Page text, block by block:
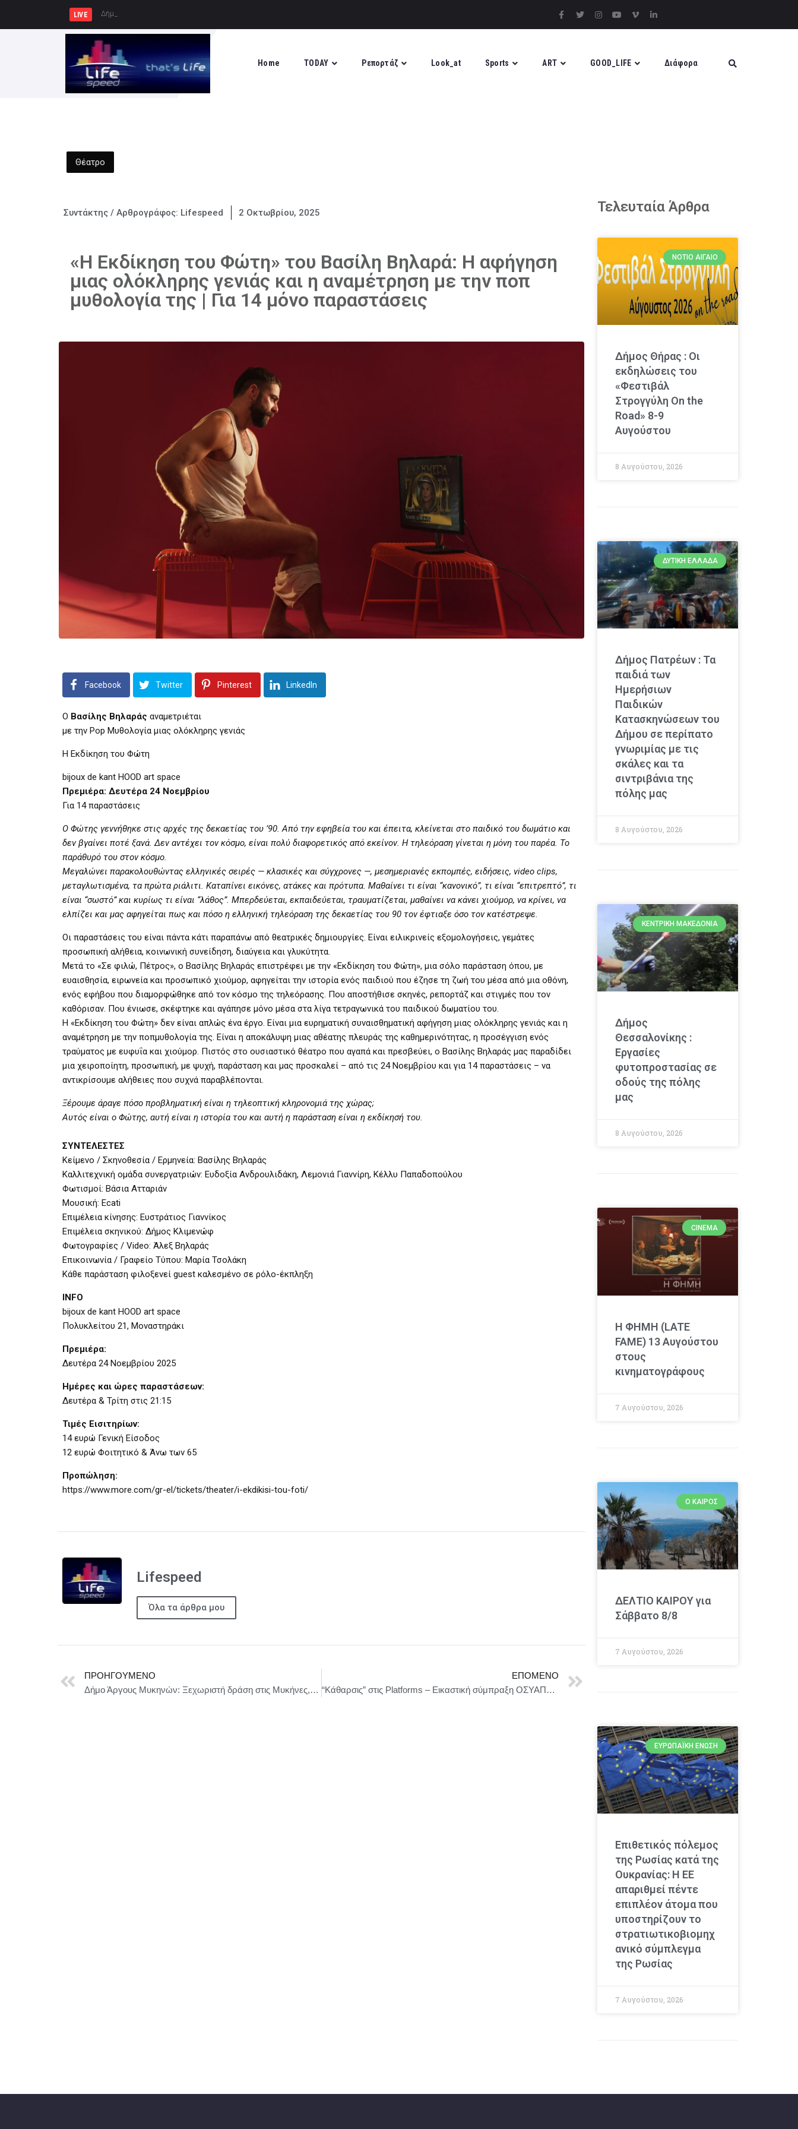
LIVE Δήμος Πατρέων : Τα παιδιά τω
Home TODAY Ρεπορτάζ Look_at Sports ART GOOD_LIFE Διάφορα
Θέατρο
Συντάκτης / Αρθρογράφος: Lifespeed 2 Οκτωβρίου, 2025
«Η Εκδίκηση του Φώτη» του Βασίλη Βηλαρά: Η αφήγηση
μιας ολόκληρης γενιάς και η αναμέτρηση με την ποπ
μυθολογία της | Για 14 μόνο παραστάσεις
Facebook Twitter Pinterest LinkedIn
Ο Βασίλης Βηλαράς αναμετριέται
με την Pop Μυθολογία μιας ολόκληρης γενιάς
Η Εκδίκηση του Φώτη
bijoux de kant HOOD art space
Πρεμιέρα: Δευτέρα 24 Νοεμβρίου
Για 14 παραστάσεις
Ο Φώτης γεννήθηκε στις αρχές της δεκαετίας του ’90. Από την εφηβεία του και έπειτα, κλείνεται στο παιδικό του δωμάτιο και
δεν βγαίνει ποτέ ξανά. Δεν αντέχει τον κόσμο, είναι πολύ διαφορετικός από εκείνον. Η τηλεόραση γίνεται η μόνη του παρέα. Το
παράθυρό του στον κόσμο.
Μεγαλώνει παρακολουθώντας ελληνικές σειρές — κλασικές και σύγχρονες —, μεσημεριανές εκπομπές, ειδήσεις, video clips,
μεταγλωτισμένα, τα πρώτα ριάλιτι. Καταπίνει εικόνες, ατάκες και πρότυπα. Μαθαίνει τι είναι “κανονικό”, τι είναι “επιτρεπτό”, τι
είναι “σωστό” και κυρίως τι είναι “λάθος”. Μπερδεύεται, εκπαιδεύεται, τραυματίζεται, μαθαίνει να κάνει χιούμορ, να κρίνει, να
ελπίζει και μας αφηγείται πως και πόσο η ελληνική τηλεόραση της δεκαετίας του 90 τον έφτιαξε όσο τον κατέστρεψε.
Οι παραστάσεις του είναι πάντα κάτι παραπάνω από θεατρικές δημιουργίες. Είναι ειλικρινείς εξομολογήσεις, γεμάτες
προσωπική αλήθεια, κοινωνική συνείδηση, διαύγεια και γλυκύτητα.
Μετά το «Σε φιλώ, Πέτρος», ο Βασίλης Βηλαράς επιστρέφει με την «Εκδίκηση του Φώτη», μια σόλο παράσταση όπου, με
ευαισθησία, ειρωνεία και προσωπικό χιούμορ, αφηγείται την ιστορία ενός παιδιού που έζησε τη ζωή του μέσα από μια οθόνη,
ενός εφήβου που διαμορφώθηκε από τον κόσμο της τηλεόρασης. Που αποστήθισε σκηνές, ρεπορτάζ και στιγμές που τον
καθόρισαν. Που ένιωσε, σκέφτηκε και αγάπησε μόνο μέσα στα λίγα τετραγωνικά του παιδικού δωματίου του.
Η «Εκδίκηση του Φώτη» δεν είναι απλώς ένα έργο. Είναι μια ευρηματική συναισθηματική αφήγηση μιας ολόκληρης γενιάς και η
αναμέτρηση με την ποπμυθολογία της. Είναι η αποκάλυψη μιας αθέατης πλευράς της καθημερινότητας, η προσέγγιση ενός
τραύματος με ευφυΐα και χιούμορ. Πιστός στο ουσιαστικό θέατρο που αγαπά και πρεσβεύει, ο Βασίλης Βηλαράς μας παραδίδει
μια χειροποίητη, προσωπική, με ψυχή, παράσταση και μας προσκαλεί – από τις 24 Νοεμβρίου και για 14 παραστάσεις – να
αντικρίσουμε αλήθειες που συχνά παραβλέπονται.
Ξέρουμε άραγε πόσο προβληματική είναι η τηλεοπτική κληρονομιά της χώρας;
Αυτός είναι ο Φώτης, αυτή είναι η ιστορία του και αυτή η παράσταση είναι η εκδίκησή του.
ΣΥΝΤΕΛΕΣΤΕΣ
Κείμενο / Σκηνοθεσία / Ερμηνεία: Βασίλης Βηλαράς
Καλλιτεχνική ομάδα συνεργατριών: Ευδοξία Ανδρουλιδάκη, Λεμονιά Γιαννίρη, Κέλλυ Παπαδοπούλου
Φωτισμοί: Βάσια Ατταριάν
Μουσική: Ecati
Επιμέλεια κίνησης: Ευστράτιος Γιαννίκος
Επιμέλεια σκηνικού: Δήμος Κλιμενώφ
Φωτογραφίες / Video: Άλεξ Βηλαράς
Επικοινωνία / Γραφείο Τύπου: Μαρία Τσολάκη
Κάθε παράσταση φιλοξενεί guest καλεσμένο σε ρόλο-έκπληξη
INFO
bijoux de kant HOOD art space
Πολυκλείτου 21, Μοναστηράκι
Πρεμιέρα:
Δευτέρα 24 Νοεμβρίου 2025
Ημέρες και ώρες παραστάσεων:
Δευτέρα & Τρίτη στις 21:15
Τιμές Εισιτηρίων:
14 ευρώ Γενική Είσοδος
12 ευρώ Φοιτητικό & Άνω των 65
Προπώληση:
https://www.more.com/gr-el/tickets/theater/i-ekdikisi-tou-foti/
Lifespeed
Όλα τα άρθρα μου
ΠΡΟΗΓΟΎΜΕΝΟ
Δήμο Άργους Μυκηνών: Ξεχωριστή δράση στις Μυκήνες, σε συνεργασία με την Εφορεία Αρχαιοτήτων Αργολίδος
ΕΠΌΜΕΝΟ
“Κάθαρσις” στις Platforms – Εικαστική σύμπραξη ΟΣΥΑΠΕ κ’ ΣΤ’ Εργαστήριο Ζωγραφικής της Ανωτάτης Σχολής Καλών Τεχνών – Καπνεργοστάσιο 9-12 Οκτωβρίου
Τελευταία Άρθρα
ΝΌΤΙΟ ΑΙΓΑΊΟ
Δήμος Θήρας : Οι
εκδηλώσεις του
«Φεστιβάλ
Στρογγύλη On the
Road» 8-9
Αυγούστου
8 Αυγούστου, 2026
ΔΥΤΙΚΉ ΕΛΛΆΔΑ
Δήμος Πατρέων : Τα
παιδιά των
Ημερήσιων
Παιδικών
Κατασκηνώσεων του
Δήμου σε περίπατο
γνωριμίας με τις
σκάλες και τα
σιντριβάνια της
πόλης μας
8 Αυγούστου, 2026
ΚΕΝΤΡΙΚΉ ΜΑΚΕΔΟΝΊΑ
Δήμος
Θεσσαλονίκης :
Εργασίες
φυτοπροστασίας σε
οδούς της πόλης
μας
8 Αυγούστου, 2026
CINEMA
Η ΦΗΜΗ (LATE
FAME) 13 Αυγούστου
στους
κινηματογράφους
7 Αυγούστου, 2026
Ο ΚΑΙΡΌΣ
ΔΕΛΤΙΟ ΚΑΙΡΟΥ για
Σάββατο 8/8
7 Αυγούστου, 2026
ΕΥΡΩΠΑΪΚΉ ΈΝΩΣΗ
Επιθετικός πόλεμος
της Ρωσίας κατά της
Ουκρανίας: Η ΕΕ
απαριθμεί πέντε
επιπλέον άτομα που
υποστηρίζουν το
στρατιωτικοβιομηχ
ανικό σύμπλεγμα
της Ρωσίας
7 Αυγούστου, 2026